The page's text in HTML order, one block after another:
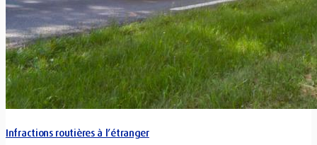
Infractions routières à l’étranger